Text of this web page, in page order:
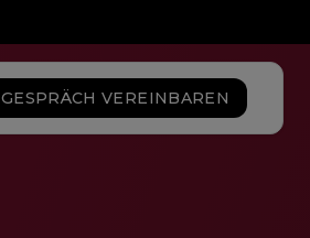
GESPRÄCH VEREINBAREN